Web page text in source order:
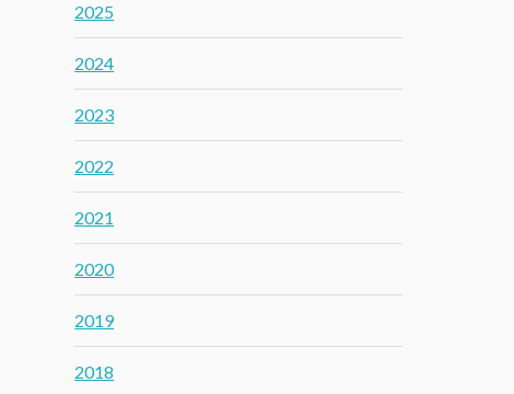
2025
2024
2023
2022
2021
2020
2019
2018